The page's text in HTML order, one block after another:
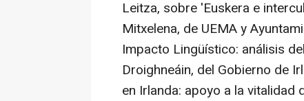
Leitza, sobre 'Euskera e
Mitxelena, de UEMA y
Impacto Lingüístico: análisis
Droighneáin, del Gobierno de
en Irlanda: apoyo a la vitalidad